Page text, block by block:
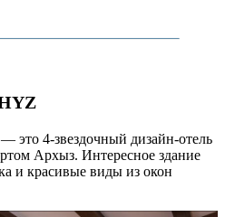
4-звездочный дизайн-отель
Архыз. Интересное здание
и красивые виды из окон